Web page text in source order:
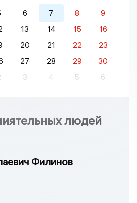
6 7 8
9
13 14 15
16
20 21 22
23
27 28 29
30
3 4 5 6
людей
Филинов